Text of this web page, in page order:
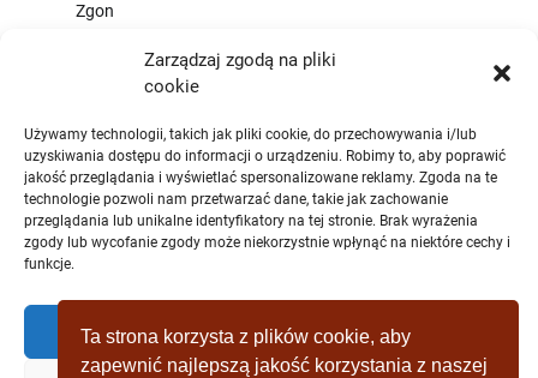
Zarządzaj zgodą na pliki
cookie
Używamy technologii, takich jak pliki cookie, do przechowywania i/lub
uzyskiwania dostępu do informacji o urządzeniu. Robimy to, aby poprawić
jakość przeglądania i wyświetlać spersonalizowane reklamy. Zgoda na te
technologie pozwoli nam przetwarzać dane, takie jak zachowanie
przeglądania lub unikalne identyfikatory na tej stronie. Brak wyrażenia
zgody lub wycofanie zgody może niekorzystnie wpłynąć na niektóre cechy i
funkcje.
Zaakceptować
Zgon
Ta strona korzysta z plików cookie, aby
zapewnić najlepszą jakość korzystania z naszej